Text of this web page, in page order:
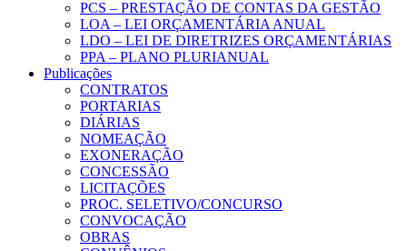
PCS – PRESTAÇÃO DE CONTAS DA GESTÃO
LOA – LEI ORÇAMENTÁRIA ANUAL
LDO – LEI DE DIRETRIZES ORÇAMENTÁRIAS
PPA – PLANO PLURIANUAL
Publicações
CONTRATOS
PORTARIAS
DIÁRIAS
NOMEAÇÃO
EXONERAÇÃO
CONCESSÃO
LICITAÇÕES
PROC. SELETIVO/CONCURSO
CONVOCAÇÃO
OBRAS